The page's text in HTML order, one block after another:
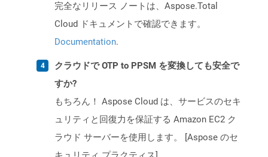
完全なリリース ノートは、Aspose.Total
Cloud ドキュメントで確認できます。
Documentation.
クラウドで OTP to PPSM を変換しても安全で
すか?
もちろん！ Aspose Cloud は、サービスのセキ
ュリティと回復力を保証する Amazon EC2 ク
ラウド サーバーを使用します。 [Aspose のセ